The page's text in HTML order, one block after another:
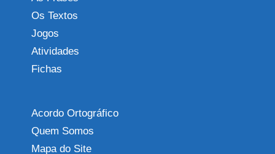
Os Textos
Jogos
Atividades
Fichas
Acordo Ortográfico
Quem Somos
Mapa do Site